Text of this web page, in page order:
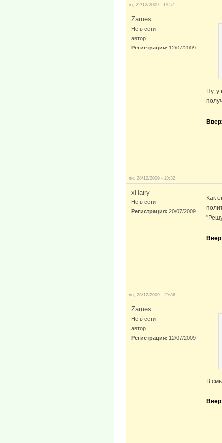
вт, 22/12/2009 - 19:57
Zames
Не в сети
автор
Регистрация: 12/07/2009
Ну, у
пн, 28/12/2009 - 20:32
xHairy
Не в сети
Регистрация: 20/07/2009
Как
пн, 28/12/2009 - 20:36
Zames
Не в сети
автор
Регистрация: 12/07/2009
В